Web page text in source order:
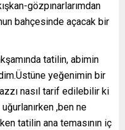
gözpınarlarımdan
bahçesinde açacak bir
tatilin, abimin
yeğenimin bir
nasıl tarif edilebilir ki
,ben ne
tatilin ana temasının iç